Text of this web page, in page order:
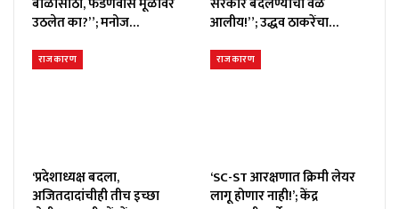
उठलेत का?”; मनोज…
आलीय!”; उद्धव ठाकरेंचा…
राजकारण
‘प्रदेशाध्यक्ष बदला,
अजितदादांचीही तीच इच्छा
राजकारण
‘SC-ST आरक्षणात क्रिमी लेयर
लागू होणार नाही!’; केंद्र